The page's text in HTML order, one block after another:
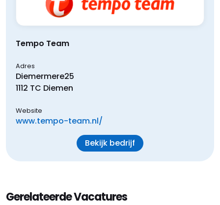
Tempo Team
Adres
Diemermere25
1112 TC Diemen
Website
www.tempo-team.nl/
Bekijk bedrijf
Gerelateerde Vacatures